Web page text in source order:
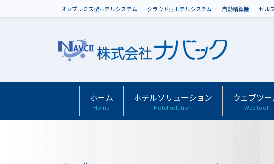
オンプレミス型ホテルシステム クラウド型ホテルシステム 自動精算機 セル
ホーム
Home
ホテルソリューション
Hotel solution
ウェブツー
Web tool